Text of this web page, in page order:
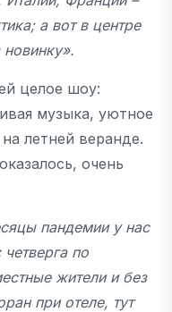
а вот в центре
новинку».
целое шоу:
музыка, уютное
летней веранде.
очень
пандемии у нас
по
жители и без
при отеле, тут